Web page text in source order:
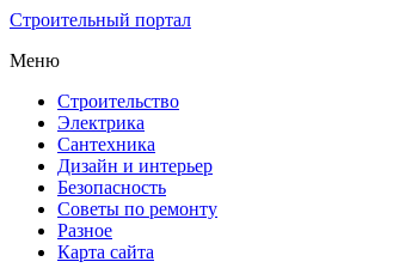
Строительный портал
Меню
Строительство
Электрика
Сантехника
Дизайн и интерьер
Безопасность
Советы по ремонту
Разное
Карта сайта